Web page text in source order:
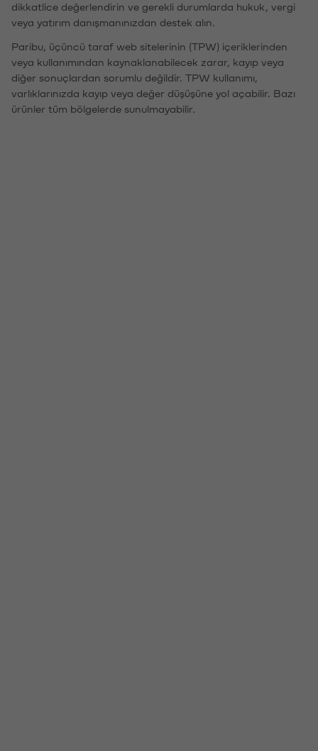
dikkatlice değerlendirin ve gerekli durumlarda hukuk, vergi
veya yatırım danışmanınızdan destek alın.
Paribu, üçüncü taraf web sitelerinin (TPW) içeriklerinden
veya kullanımından kaynaklanabilecek zarar, kayıp veya
diğer sonuçlardan sorumlu değildir. TPW kullanımı,
varlıklarınızda kayıp veya değer düşüşüne yol açabilir. Bazı
ürünler tüm bölgelerde sunulmayabilir.